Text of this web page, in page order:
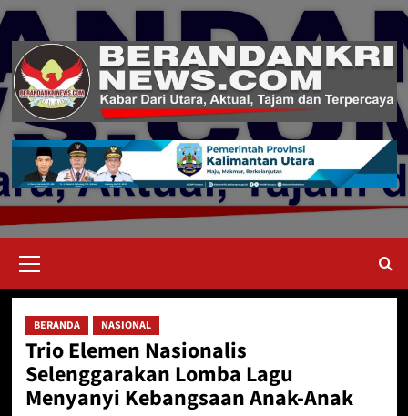
Skip
content
Menu
BERANDA NASIONAL
Trio Elemen Nasionalis
Selenggarakan Lomba Lagu
Menyanyi Kebangsaan Anak-Anak